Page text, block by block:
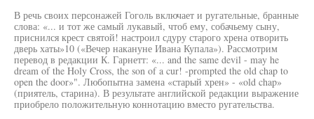
В речь своих персонажей Гоголь включает и ругательные, бранные
слова: «... и тот же самый лукавый, чтоб ему, собачьему сыну,
приснился крест святой! настроил сдуру старого хрена отворить
дверь хаты»10 («Вечер накануне Ивана Купала»). Рассмотрим
перевод в редакции К. Гарнетт: «... and the same devil - may he
dream of the Holy Cross, the son of a cur! -prompted the old chap to
open the door»". Любопытна замена «старый хрен» - «old chap»
(приятель, старина). В результате английской редакции выражение
приобрело положительную коннотацию вместо ругательства.